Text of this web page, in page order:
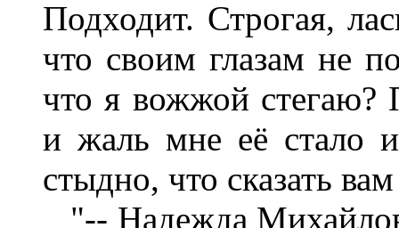
Подходит. Строгая,
что своим глазам не
что я вожжой стегаю?
и жаль мне её стало
стыдно, что сказать
"-- Надежда